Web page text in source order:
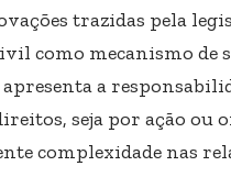
trazidas pela
como mecanismo de
a
seja por ação ou
complexidade nas